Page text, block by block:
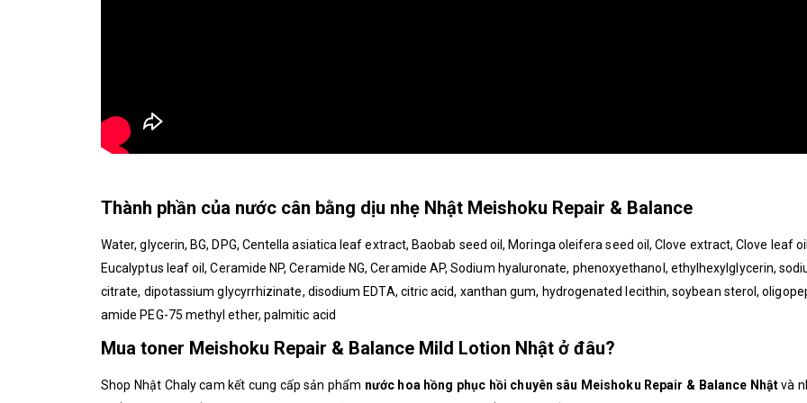
Thành phần của nước cân bằng dịu nhẹ Nhật Meishoku Repair & Balance
Water, glycerin, BG, DPG, Centella asiatica leaf extract, Baobab seed oil, Moringa oleifera seed oil, Clove extract, Clove leaf
Eucalyptus leaf oil, Ceramide NP, Ceramide NG, Ceramide AP, Sodium hyaluronate, phenoxyethanol, ethylhexylglycerin,
citrate, dipotassium glycyrrhizinate, disodium EDTA, citric acid, xanthan gum, hydrogenated lecithin, soybean sterol,
amide PEG-75 methyl ether, palmitic acid
Mua toner Meishoku Repair & Balance Mild Lotion Nhật ở đâu?
Shop Nhật Chaly cam kết cung cấp sản phẩm nước hoa hồng phục hồi chuyên sâu Meishoku Repair & Balance Nhậtvà